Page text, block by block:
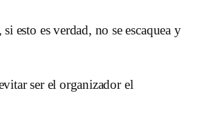
esto es verdad, no se escaquea y
ser el organizador el